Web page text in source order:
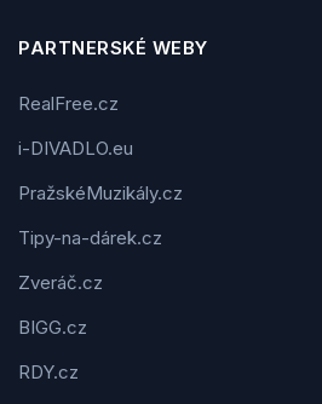
PARTNERSKÉ WEBY
RealFree.cz
i-DIVADLO.eu
PražskéMuzikály.cz
Tipy-na-dárek.cz
Zveráč.cz
BIGG.cz
RDY.cz